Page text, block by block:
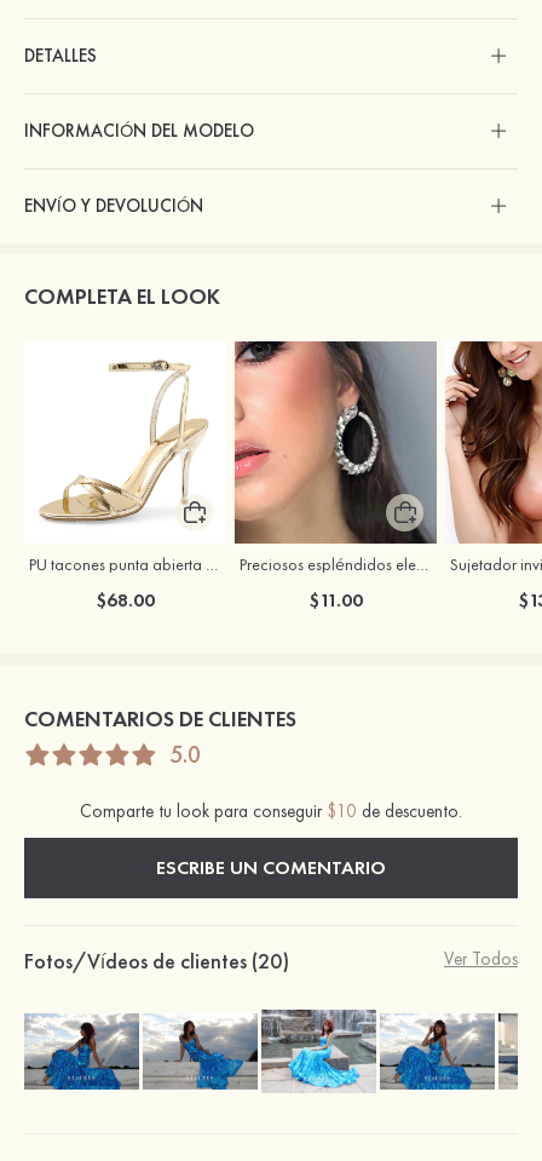
DETALLES
INFORMACIÓN DEL MODELO
ENVÍO Y DEVOLUCIÓN
COMPLETA EL LOOK
PU tacones punta abierta sandalias tacón de aguja al aire libre zapatos
$68.00
Preciosos espléndidos elegantes zirconio cúbico rhinestones pendientes
$11.00
COMENTARIOS DE CLIENTES
5.0
Comparte tu look para conseguir $10 de descuento.
ESCRIBE UN COMENTARIO
Fotos/Vídeos de clientes (20) Ver Todos